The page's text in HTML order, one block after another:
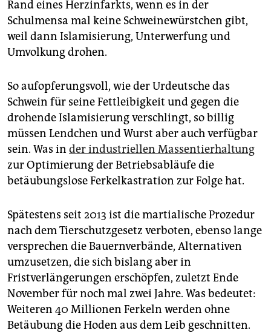
Rand eines Herzinfarkts, wenn es in der
Schulmensa mal keine Schweinewürstchen gibt,
weil dann Islamisierung, Unterwerfung und
Umvolkung drohen.
So aufopferungsvoll, wie der Urdeutsche das
Schwein für seine Fettleibigkeit und gegen die
drohende Islamisierung verschlingt, so billig
müssen Lendchen und Wurst aber auch verfügbar
sein. Was in der industriellen Massentierhaltung
zur Optimierung der Betriebsabläufe die
betäubungslose Ferkelkastration zur Folge hat.
Spätestens seit 2013 ist die martialische Prozedur
nach dem Tierschutzgesetz verboten, ebenso lange
versprechen die Bauernverbände, Alternativen
umzusetzen, die sich bislang aber in
Fristverlängerungen erschöpfen, zuletzt Ende
November für noch mal zwei Jahre. Was bedeutet:
Weiteren 40 Millionen Ferkeln werden ohne
Betäubung die Hoden aus dem Leib geschnitten.